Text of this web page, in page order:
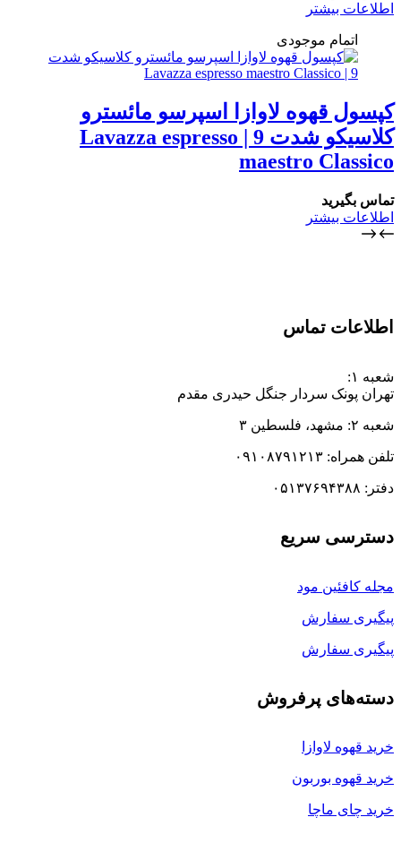
اطلاعات بیشتر
اتمام موجودی
کپسول قهوه لاوازا اسپرسو مائسترو
کلاسیکو شدت 9 | Lavazza espresso
maestro Classico
تماس بگیرید
اطلاعات بیشتر
اطلاعات تماس
شعبه ۱:
تهران پونک سردار جنگل حیدری مقدم
شعبه ۲: مشهد، فلسطین ۳
تلفن همراه: ۰۹۱۰۸۷۹۱۲۱۳
دفتر: ۰۵۱۳۷۶۹۴۳۸۸
دسترسی سریع
مجله کافئین مود
پیگیری سفارش
پیگیری سفارش
دسته‌های پرفروش
خرید قهوه لاوازا
خرید قهوه بوربون
خرید چای ماچا